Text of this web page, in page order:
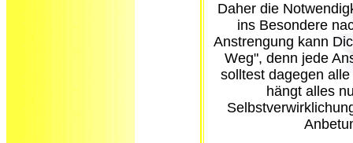
Daher die
ins Besondere
Anstrengung kann
Weg", denn jede
solltest dagegen
hängt alles